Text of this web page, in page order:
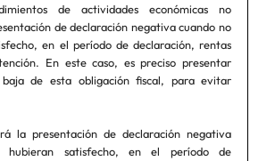
de actividades económicas no
de declaración negativa cuando no
en el período de declaración, rentas
En este caso, es preciso presentar
de esta obligación fiscal, para evitar
la presentación de declaración negativa
hubieran satisfecho, en el período de